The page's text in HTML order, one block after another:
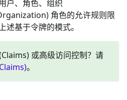
户、角色、组织
角色的允许规则限
述基于令牌的模式。
或高级访问控制？请
。